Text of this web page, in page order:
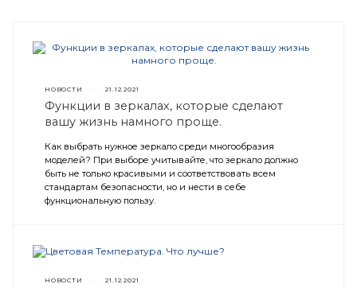
НОВОСТИ 21.12.2021
Функции в зеркалах, которые сделают
вашу жизнь намного проще.
Как выбрать нужное зеркало среди многообразия
моделей? При выборе учитывайте, что зеркало должно
быть не только красивыми и соответствовать всем
стандартам безопасности, но и нести в себе
функциональную пользу.
НОВОСТИ 21.12.2021